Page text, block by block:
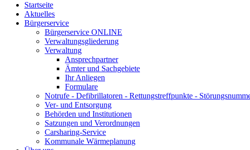
Startseite
Aktuelles
Bürgerservice
Bürgerservice ONLINE
Verwaltungsgliederung
Verwaltung
Ansprechpartner
Ämter und Sachgebiete
Ihr Anliegen
Formulare
Notrufe - Defibrillatoren - Rettungstreffpunkte -
Ver- und Entsorgung
Behörden und Institutionen
Satzungen und Verordnungen
Carsharing-Service
Kommunale Wärmeplanung